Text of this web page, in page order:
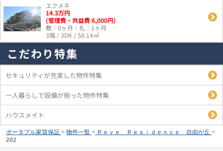
エクメネ
14.3万円
(管理費・共益費 6,000円)
敷：0ヶ月｜礼：1ヶ月
3階 / 3DK / 58.14㎡
こだわり特集
セキュリティが充実した物件特集
一人暮らしで設備が揃った物件特集
ハウスメイト
ポータブル家賃保証 > 物件一覧 > Ｒｅｖｅ Ｒｅｓｉｄｅｎｃｅ 自由が丘 >
202